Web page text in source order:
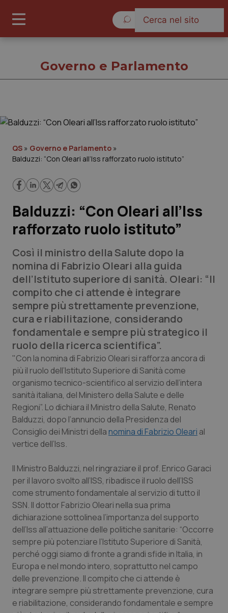
Cronache
Lavoro e Professioni
Scienza e Farmaci
Studi e Analisi
Lettere al direttore
Edizioni Regionali
QS Pro
Professionisti Sanitari.AI
Abruzzo
Basilicata
Calabria
Campania
Emilia-Romagna
Friuli Venezia Giulia
Lazio
Liguria
QS Pro Gold
Artrite & artrosi
Asma & BPCO
Car-T
Colesterolo & coronaropatie
Dermatite Atopica
Diabete & glucometri
Disturbi dell’umore
QS Club Newsletter
Governo e Parlamento
QS » Governo e Parlamento »
Balduzzi: “Con Oleari all’Iss rafforzato ruolo istituto”
Balduzzi: “Con Oleari all’Iss
rafforzato ruolo istituto”
Così il ministro della Salute dopo la
nomina di Fabrizio Oleari alla guida
dell’Istituto superiore di sanità. Oleari: “Il
compito che ci attende è integrare
sempre più strettamente prevenzione,
cura e riabilitazione, considerando
fondamentale e sempre più strategico il
ruolo della ricerca scientifica”.
"Con la nomina di Fabrizio Oleari si rafforza ancora di
più il ruolo dell’Istituto Superiore di Sanità come
organismo tecnico-scientifico al servizio dell’intera
sanità italiana, del Ministero della Salute e delle
Regioni”. Lo dichiara il Ministro della Salute, Renato
Balduzzi, dopo l’annuncio della Presidenza del
Consiglio dei Ministri dellanomina di Fabrizio Oleari al
vertice dell’Iss.
Il Ministro Balduzzi, nel ringraziare il prof. Enrico Garaci
per il lavoro svolto all’ISS, ribadisce il ruolo dell’ISS
come strumento fondamentale al servizio di tutto il
SSN. Il dottor Fabrizio Oleari nella sua prima
dichiarazione sottolinea l’importanza del supporto
dell’Iss all’attuazione delle politiche sanitarie: “Occorre
sempre più potenziare l’Istituto Superiore di Sanità,
perché oggi siamo di fronte a grandi sfide in Italia, in
Europa e nel mondo intero, soprattutto nel campo
delle prevenzione. Il compito che ci attende è
integrare sempre più strettamente prevenzione, cura
e riabilitazione, considerando fondamentale e sempre